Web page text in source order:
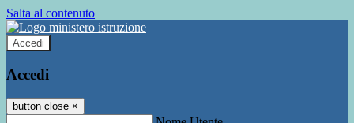
Salta al contenuto
Accedi
Accedi
button close ×